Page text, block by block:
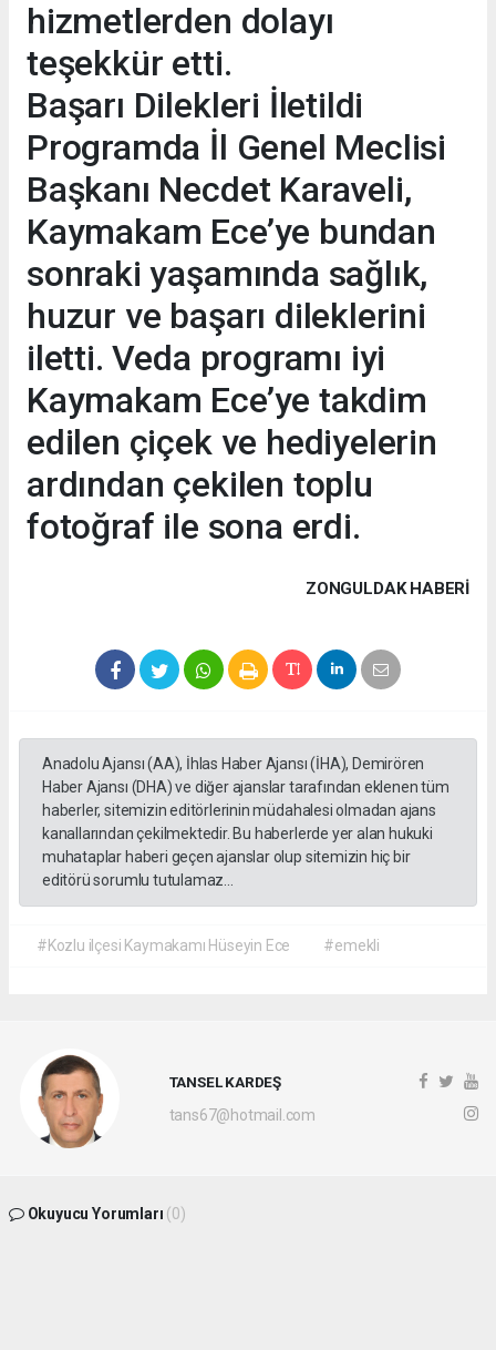
hizmetlerden dolayı
teşekkür etti.
Başarı Dilekleri İletildi
Programda İl Genel Meclisi
Başkanı Necdet Karaveli,
Kaymakam Ece’ye bundan
sonraki yaşamında sağlık,
huzur ve başarı dileklerini
iletti. Veda programı iyi
Kaymakam Ece’ye takdim
edilen çiçek ve hediyelerin
ardından çekilen toplu
fotoğraf ile sona erdi.
ZONGULDAK HABERİ
Anadolu Ajansı (AA), İhlas Haber Ajansı (İHA), Demirören
Haber Ajansı (DHA) ve diğer ajanslar tarafından eklenen tüm
haberler, sitemizin editörlerinin müdahalesi olmadan ajans
kanallarından çekilmektedir. Bu haberlerde yer alan hukuki
muhataplar haberi geçen ajanslar olup sitemizin hiç bir
editörü sorumlu tutulamaz...
#Kozlu ilçesi Kaymakamı Hüseyin Ece #emekli
TANSEL KARDEŞ
tans67@hotmail.com
Okuyucu Yorumları (0)